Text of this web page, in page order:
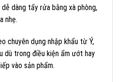
dàng tẩy rửa bằng xà phòng,
nhẹ.
chuyên dụng nhập khẩu từ Ý,
dù trong điều kiện ẩm ướt hay
vào sản phẩm.